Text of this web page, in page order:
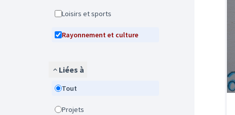
Loisirs et sports
Rayonnement et culture
Liées à
Tout
Projets